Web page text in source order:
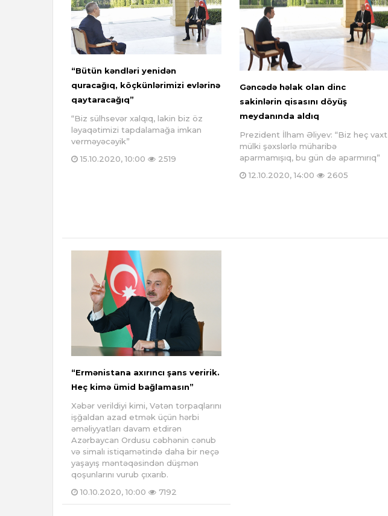
“Bütün kəndləri yenidən
quracağıq, köçkünlərimizi evlərinə
qaytaracağıq”
“Biz sülhsevər xalqıq, lakin biz öz
ləyaqətimizi tapdalamağa imkan
verməyəcəyik”
15.10.2020, 10:00
2519
Gəncədə həlak olan dinc
sakinlərin qisasını döyüş
meydanında aldıq
Prezident İlham Əliyev: “Biz heç vaxt
mülki şəxslərlə müharibə
aparmamışıq, bu gün də aparmırıq”
12.10.2020, 14:00
2605
“Ermənistana axırıncı şans veririk.
Heç kimə ümid bağlamasın”
Xəbər verildiyi kimi, Vətən torpaqlarını
işğaldan azad etmək üçün hərbi
əməliyyatları davam etdirən
Azərbaycan Ordusu cəbhənin cənub
və simalı istiqamətində daha bir neçə
yaşayış məntəqəsindən düşmən
qoşunlarını vurub çıxarıb.
10.10.2020, 10:00
7192